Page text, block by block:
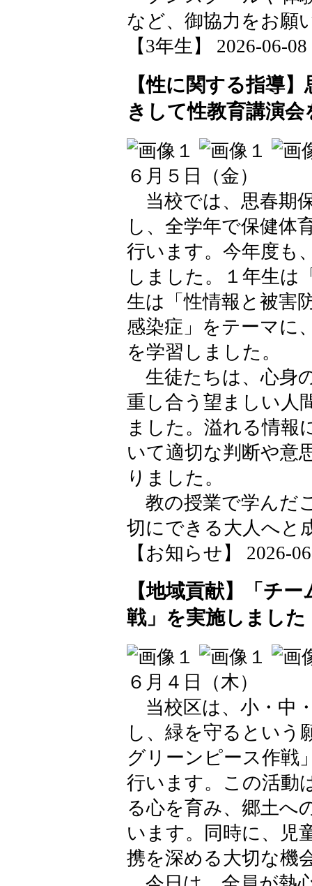
など、御協力をお願
【3年生】 2026-06-
【性に関する指導
きして性教育講演
６月５日（金）
当校では、思春期
し、全学年で保健体
行います。今年度も
しました。１年生は
生は「性情報と被害
感染症」をテーマに
を学習しました。
生徒たちは、心身
重し合う望ましい人
ました。溢れる情報
いて適切な判断や意
りました。
教の授業で学んだ
切にできる大人へと
【お知らせ】 2026-
【地域貢献】「チ
戦」を実施しました
６月４日（木）
当校区は、小・中
し、緑を守るという
グリーンピース作戦
行います。この活動
る心を育み、郷土へ
います。同時に、児
携を深める大切な機